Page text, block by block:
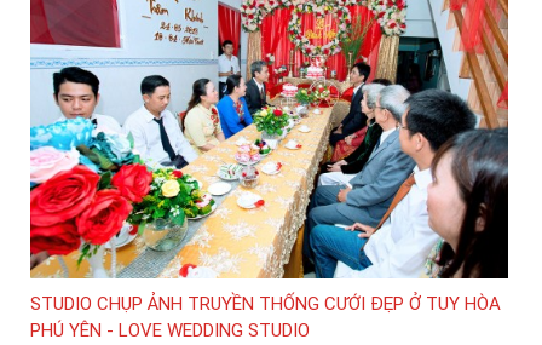
STUDIO CHỤP ẢNH TRUYỀN THỐNG CƯỚI ĐẸP Ở TUY HÒA
PHÚ YÊN - LOVE WEDDING STUDIO